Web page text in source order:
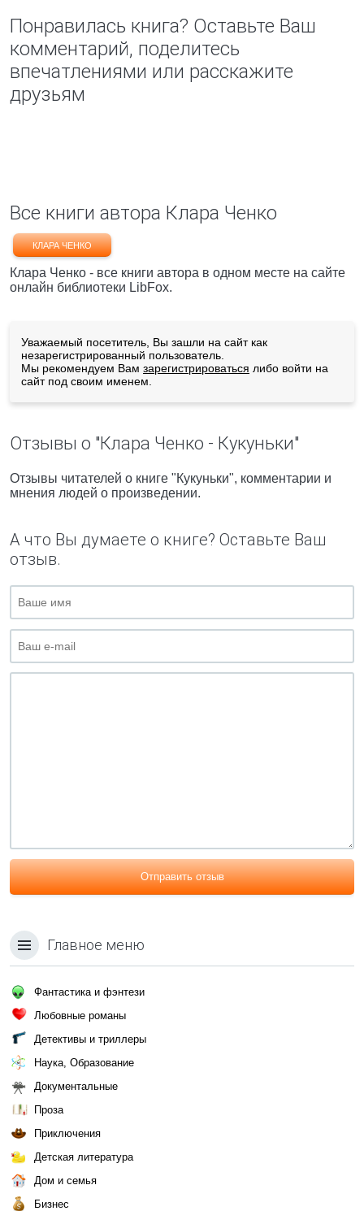
Понравилась книга? Оставьте Ваш
комментарий, поделитесь
впечатлениями или расскажите
друзьям
Все книги автора Клара Ченко
КЛАРА ЧЕНКО
Клара Ченко - все книги автора в одном месте на сайте
онлайн библиотеки LibFox.
Уважаемый посетитель, Вы зашли на сайт как
незарегистрированный пользователь.
Мы рекомендуем Вам зарегистрироваться либо войти на
сайт под своим именем.
Отзывы о "Клара Ченко - Кукуньки"
Отзывы читателей о книге "Кукуньки", комментарии и
мнения людей о произведении.
А что Вы думаете о книге? Оставьте Ваш
отзыв.
Отправить отзыв
Главное меню
Фантастика и фэнтези
Любовные романы
Детективы и триллеры
Наука, Образование
Документальные
Проза
Приключения
Детская литература
Дом и семья
Бизнес